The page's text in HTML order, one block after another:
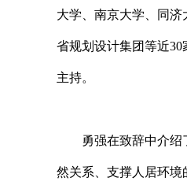
大学、南京大学、同
省规划设计集团等近
主持。
勇强在致辞中介绍了
然关系、支撑人居环